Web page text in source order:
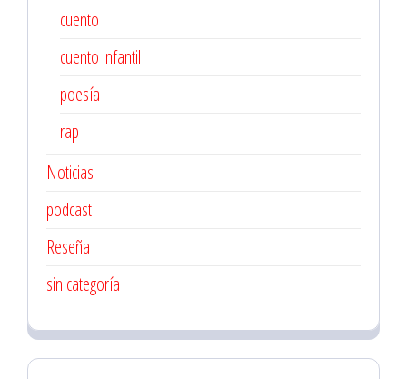
cuento
cuento infantil
poesía
rap
Noticias
podcast
Reseña
sin categoría